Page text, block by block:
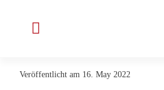
Toggle
Company
Veröffentlicht am 16. May 2022